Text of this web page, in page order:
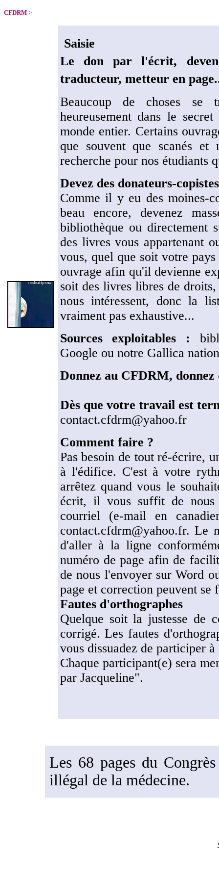
CFDRM >
Saisie
Le don par l'écrit,
traducteur, metteur en
Beaucoup de choses se
heureusement dans le
monde entier. Certains
que souvent que scanés
recherche pour nos étudiants
Devez des donateurs-copistes
Comme il y eu des moines-
beau encore, devenez
bibliothèque ou directement
des livres vous appartenant
vous, quel que soit votre
ouvrage afin qu'il devienne
soit des livres libres de
nous intéressent, donc la
vraiment pas exhaustive...
Sources exploitables :
Google ou notre Gallica
Donnez au CFDRM,
Dès que votre travail est
contact.cfdrm@yahoo.fr
Comment faire ?
Pas besoin de tout ré-écrire,
à l'édifice. C'est à votre
arrêtez quand vous le
écrit, il vous suffit de
courriel (e-mail en
contact.cfdrm@yahoo.fr. Le
d'aller à la ligne
numéro de page afin de
de nous l'envoyer sur Word
page et correction peuvent se
Fautes d'orthographes
Quelque soit la justesse de
corrigé. Les fautes
vous dissuadez de participer
Chaque participant(e) sera
par Jacqueline".
Les 68 pages du
illégal de la médecine.